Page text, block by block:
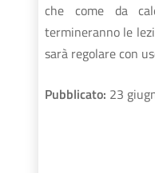
che come da
termineranno le
sarà regolare con
Pubblicato: 23